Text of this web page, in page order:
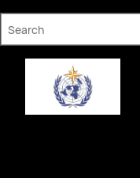
к
содержимому
S
r